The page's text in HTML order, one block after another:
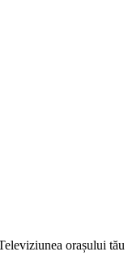
orașului tău